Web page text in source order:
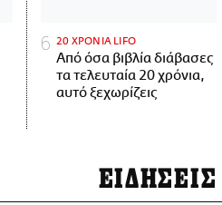
20 ΧΡΟΝΙΑ LIFO
Από όσα βιβλία διάβασες
τα τελευταία 20 χρόνια,
αυτό ξεχωρίζεις
ΕΙΔΗΣΕΙΣ